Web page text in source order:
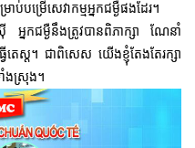
បម្រើសេវាកម្មអ្នកជម្ងឺផងដែរ។
នកជម្ងឺនឹងត្រូវបានពិភាក្សា ណែនាំ
េស្ត។ ជាពិសេស យើងខ្ញុំតែងតែរក្សា
ាំងស្រុង។